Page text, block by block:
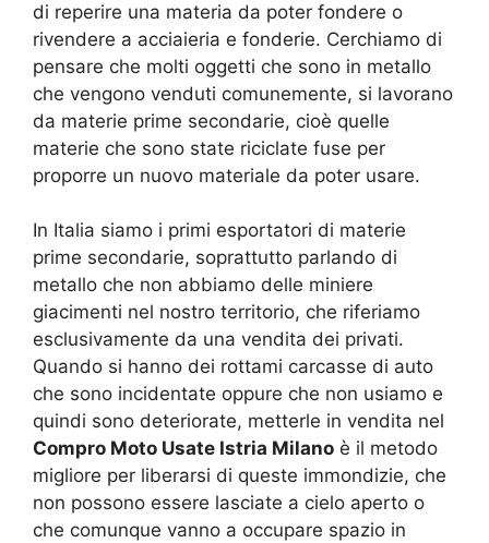
di reperire una materia da poter fondere o
rivendere a acciaieria e fonderie. Cerchiamo di
pensare che molti oggetti che sono in metallo
che vengono venduti comunemente, si lavorano
da materie prime secondarie, cioè quelle
materie che sono state riciclate fuse per
proporre un nuovo materiale da poter usare.
In Italia siamo i primi esportatori di materie
prime secondarie, soprattutto parlando di
metallo che non abbiamo delle miniere
giacimenti nel nostro territorio, che riferiamo
esclusivamente da una vendita dei privati.
Quando si hanno dei rottami carcasse di auto
che sono incidentate oppure che non usiamo e
quindi sono deteriorate, metterle in vendita nel
Compro Moto Usate Istria Milano è il metodo
migliore per liberarsi di queste immondizie, che
non possono essere lasciate a cielo aperto o
che comunque vanno a occupare spazio in